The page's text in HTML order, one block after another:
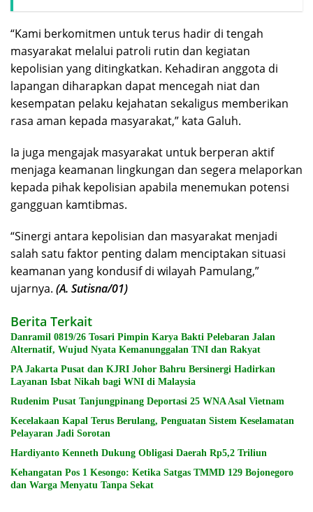
“Kami berkomitmen untuk terus hadir di tengah
masyarakat melalui patroli rutin dan kegiatan
kepolisian yang ditingkatkan. Kehadiran anggota di
lapangan diharapkan dapat mencegah niat dan
kesempatan pelaku kejahatan sekaligus memberikan
rasa aman kepada masyarakat,” kata Galuh.
Ia juga mengajak masyarakat untuk berperan aktif
menjaga keamanan lingkungan dan segera melaporkan
kepada pihak kepolisian apabila menemukan potensi
gangguan kamtibmas.
“Sinergi antara kepolisian dan masyarakat menjadi
salah satu faktor penting dalam menciptakan situasi
keamanan yang kondusif di wilayah Pamulang,”
ujarnya. (A. Sutisna/01)
Berita Terkait
Danramil 0819/26 Tosari Pimpin Karya Bakti Pelebaran Jalan
Alternatif, Wujud Nyata Kemanunggalan TNI dan Rakyat
PA Jakarta Pusat dan KJRI Johor Bahru Bersinergi Hadirkan
Layanan Isbat Nikah bagi WNI di Malaysia
Rudenim Pusat Tanjungpinang Deportasi 25 WNA Asal Vietnam
Kecelakaan Kapal Terus Berulang, Penguatan Sistem Keselamatan
Pelayaran Jadi Sorotan
Hardiyanto Kenneth Dukung Obligasi Daerah Rp5,2 Triliun
Kehangatan Pos 1 Kesongo: Ketika Satgas TMMD 129 Bojonegoro
dan Warga Menyatu Tanpa Sekat